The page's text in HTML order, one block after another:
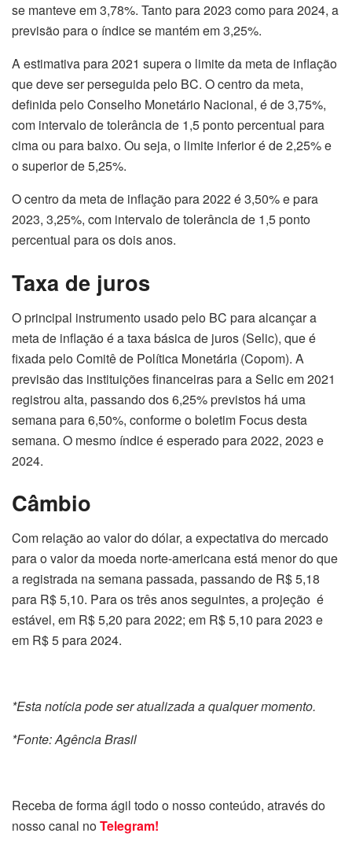
se manteve em 3,78%. Tanto para 2023 como para 2024, a
previsão para o índice se mantém em 3,25%.
A estimativa para 2021 supera o limite da meta de inflação
que deve ser perseguida pelo BC. O centro da meta,
definida pelo Conselho Monetário Nacional, é de 3,75%,
com intervalo de tolerância de 1,5 ponto percentual para
cima ou para baixo. Ou seja, o limite inferior é de 2,25% e
o superior de 5,25%.
O centro da meta de inflação para 2022 é 3,50% e para
2023, 3,25%, com intervalo de tolerância de 1,5 ponto
percentual para os dois anos.
Taxa de juros
O principal instrumento usado pelo BC para alcançar a
meta de inflação é a taxa básica de juros (Selic), que é
fixada pelo Comitê de Política Monetária (Copom). A
previsão das instituições financeiras para a Selic em 2021
registrou alta, passando dos 6,25% previstos há uma
semana para 6,50%, conforme o boletim Focus desta
semana. O mesmo índice é esperado para 2022, 2023 e
2024.
Câmbio
Com relação ao valor do dólar, a expectativa do mercado
para o valor da moeda norte-americana está menor do que
a registrada na semana passada, passando de R$ 5,18
para R$ 5,10. Para os três anos seguintes, a projeção é
estável, em R$ 5,20 para 2022; em R$ 5,10 para 2023 e
em R$ 5 para 2024.
*Esta notícia pode ser atualizada a qualquer momento.
*Fonte: Agência Brasil
Receba de forma ágil todo o nosso conteúdo, através do
nosso canal noTelegram!